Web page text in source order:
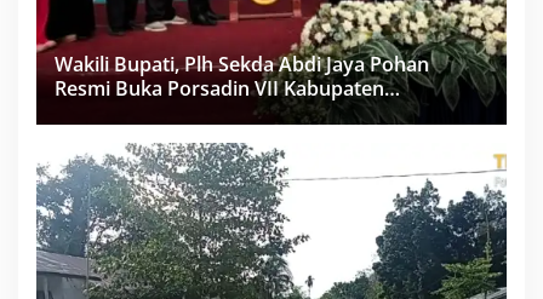
Wakili Bupati, Plh Sekda Abdi Jaya Pohan
Resmi Buka Porsadin VII Kabupaten